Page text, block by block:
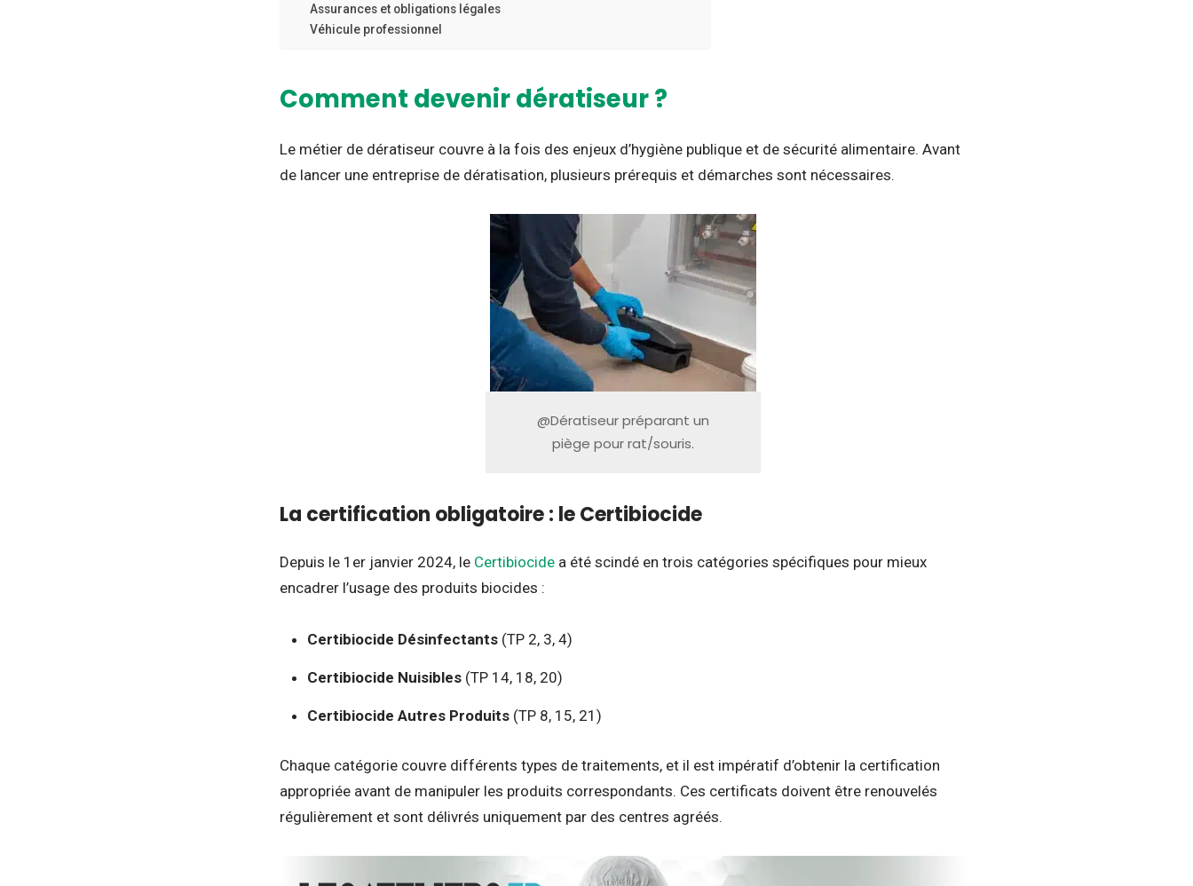
Assurances et obligations légales
Véhicule professionnel
Comment devenir dératiseur ?
Le métier de dératiseur couvre à la fois des enjeux d’hygiène publique et de sécurité alimentaire. Avant
de lancer une entreprise de dératisation, plusieurs prérequis et démarches sont nécessaires.
@Dératiseur préparant un
piège pour rat/souris.
La certification obligatoire : le Certibiocide
Depuis le 1er janvier 2024, le Certibiocide a été scindé en trois catégories spécifiques pour mieux
encadrer l’usage des produits biocides :
Certibiocide Désinfectants(TP 2, 3, 4)
Certibiocide Nuisibles(TP 14, 18, 20)
Certibiocide Autres Produits(TP 8, 15, 21)
Chaque catégorie couvre différents types de traitements, et il est impératif d’obtenir la certification
appropriée avant de manipuler les produits correspondants. Ces certificats doivent être renouvelés
régulièrement et sont délivrés uniquement par des centres agréés.